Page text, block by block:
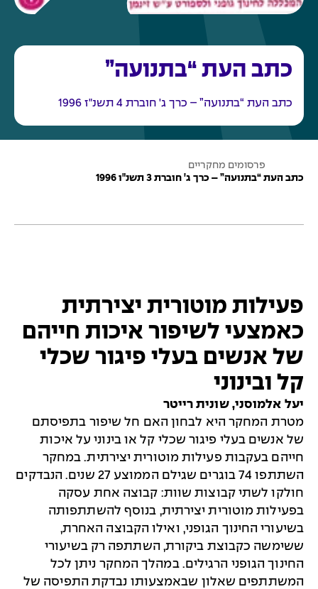
כתב העת “בתנועה”
כתב העת “בתנועה” – כרך ג' חוברת 4 תשנ"ז 1996
ו
י
פרסומים מחקריים
כתב העת “בתנועה” – כרך ג' חוברת 3 תשנ"ו 1996
פעילות מוטורית יצירתית
כאמצעי לשיפור איכות חייהם
של אנשים בעלי פיגור שכלי
קל ובינוני
יעל אלמוסני, שונית רייטר
מטרת המחקר היא לבחון האם חל שיפור בתפיסתם
של אנשים בעלי פיגור שכלי קל או בינוני על איכות
חייהם בעקבות פעילות מוטורית יצירתית. במחקר
השתתפו 74 בוגרים שגילם הממוצע 27 שנים. הנבדקים
חולקו לשתי קבוצות שוות: קבוצה אחת עסקה
בפעילות מוטורית יצירתית, בנוסף להשתתפותה
בשיעורי החינוך הגופני, ואילו הקבוצה האחרת,
ששימשה כקבוצת ביקורת, השתתפה רק בשיעורי
החינוך הגופני הרגילים. במהלך המחקר ניתן לכל
המשתתפים שאלון שבאמצעותו נבדקת התפיסה של